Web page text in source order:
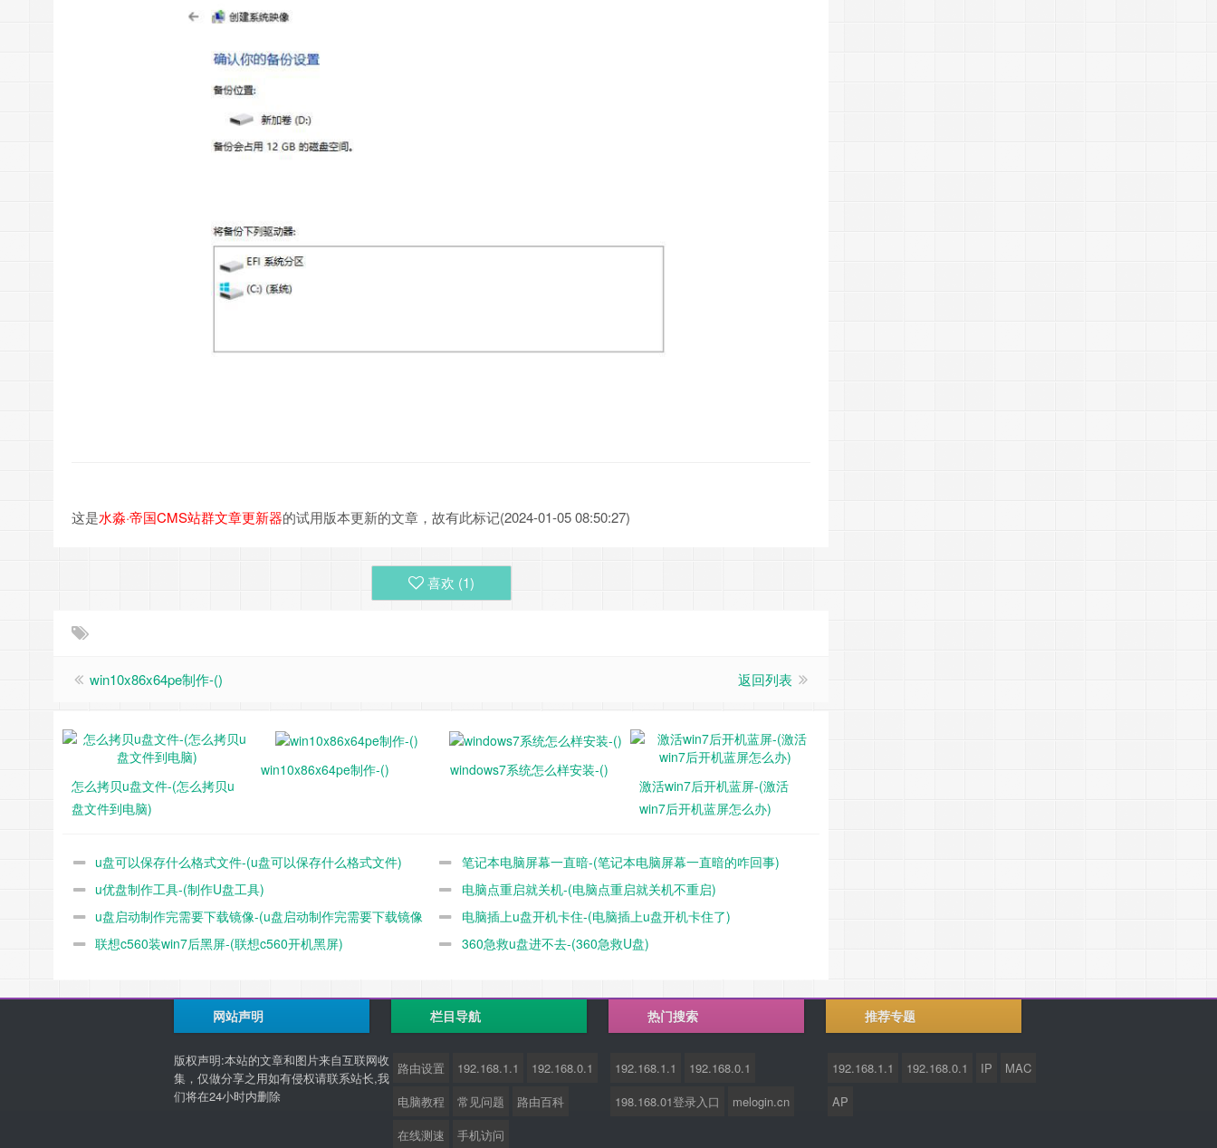
这是水淼·帝国CMS站群文章更新器的试用版本更新的文章，故有此标记(2024-01-05 08:50:27)
喜欢 (1)
win10x86x64pe制作-() 返回列表
怎么拷贝u盘文件-(怎么拷贝u
盘文件到电脑)
win10x86x64pe制作-()
windows7系统怎么样安装-()
激活win7后开机蓝屏-(激活
win7后开机蓝屏怎么办)
u盘可以保存什么格式文件-(u盘可以保存什么格式文件)
笔记本电脑屏幕一直暗-(笔记本电脑屏幕一直暗的咋回事)
u优盘制作工具-(制作U盘工具)
电脑点重启就关机-(电脑点重启就关机不重启)
u盘启动制作完需要下载镜像-(u盘启动制作完需要下载镜像
吗)
电脑插上u盘开机卡住-(电脑插上u盘开机卡住了)
联想c560装win7后黑屏-(联想c560开机黑屏)
360急救u盘进不去-(360急救U盘)
网站声明
版权声明:本站的文章和图片来自互联网收
集，仅做分享之用如有侵权请联系站长,我
们将在24小时内删除
栏目导航
路由设置 192.168.1.1
192.168.0.1
电脑教程
常见问题
路由百科
在线测速
手机访问
热门搜索
192.168.1.1
192.168.0.1
198.168.01登录入口
melogin.cn
推荐专题
192.168.1.1 192.168.0.1 IP
MAC
AP